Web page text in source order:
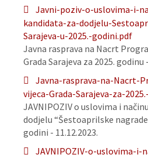
Javni-poziv-o-uslovima-i-
kandidata-za-dodjelu-
Sarajeva-u-2025.-godini.pdf
Javna rasprava na Nacrt
Grada Sarajeva za 2025. godinu
Javna-rasprava-na-Nacrt-
vijeca-Grada-Sarajeva-za-
JAVNIPOZIV o uslovima i
dodjelu “Šestoaprilske nagrade
godini - 11.12.2023.
JAVNIPOZIV-o-uslovima-i-